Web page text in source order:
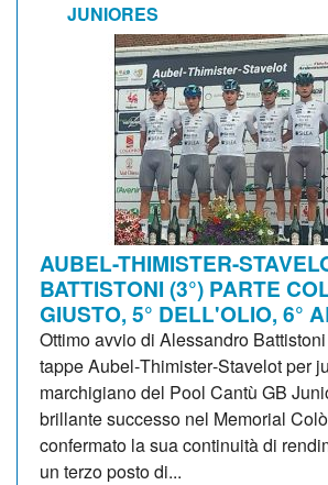
JUNIORES
AUBEL-THIMISTER-
BATTISTONI (3°) PARTE
GIUSTO, 5° DELL'OLIO, 6°
Ottimo avvio di Alessandro
tappe Aubel‑Thimister‑Stavelot per
marchigiano del Pool Cantù GB
brillante successo nel Memorial
confermato la sua continuità di
un terzo posto di...